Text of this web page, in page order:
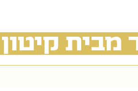
מבית קיטון